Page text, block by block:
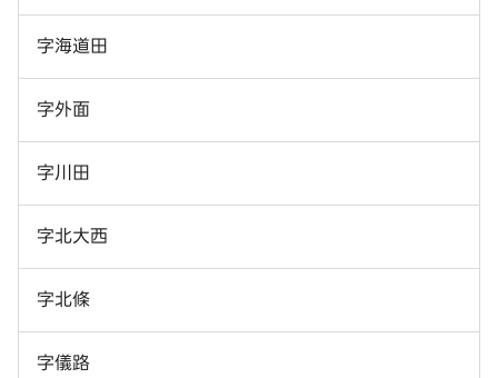
字海道田
字外面
字川田
字北大西
字北條
字儀路